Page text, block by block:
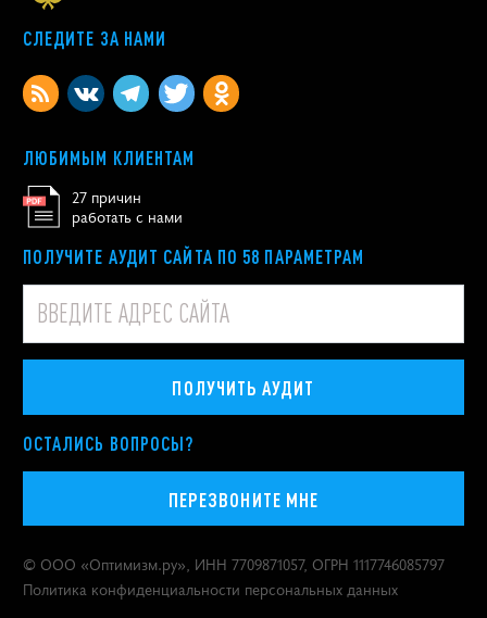
СЛЕДИТЕ ЗА НАМИ
ЛЮБИМЫМ КЛИЕНТАМ
27 причин
работать с нами
ПОЛУЧИТЕ АУДИТ САЙТА ПО 58 ПАРАМЕТРАМ
ПОЛУЧИТЬ АУДИТ
ОСТАЛИСЬ ВОПРОСЫ?
ПЕРЕЗВОНИТЕ МНЕ
© ООО «Оптимизм.ру», ИНН 7709871057, ОГРН 1117746085797
Политика конфиденциальности персональных данных